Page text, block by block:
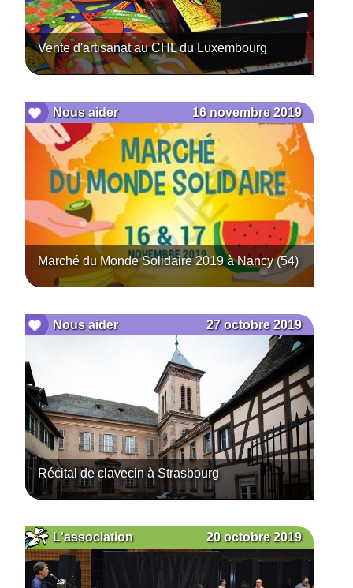
Vente d'artisanat au CHL du Luxembourg
16 novembre 2019
Nous aider
Marché du Monde Solidaire 2019 à Nancy (54)
27 octobre 2019
Nous aider
Récital de clavecin à Strasbourg
20 octobre 2019
L'association